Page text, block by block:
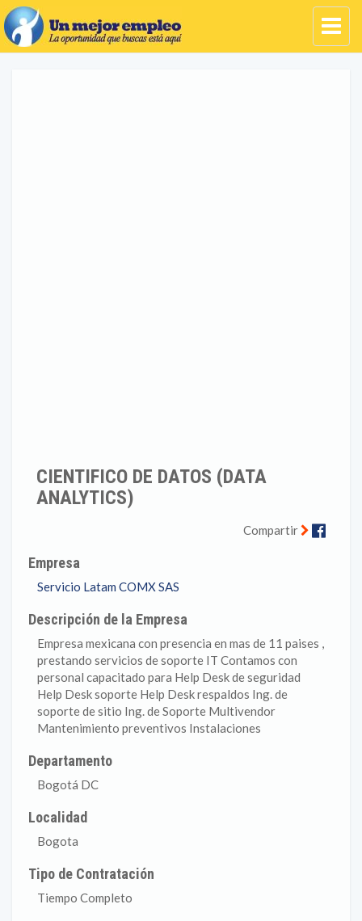
CIENTIFICO DE DATOS (DATA
ANALYTICS)
Compartir
Empresa
Servicio Latam COMX SAS
Descripción de la Empresa
Empresa mexicana con presencia en mas de 11 paises ,
prestando servicios de soporte IT Contamos con
personal capacitado para Help Desk de seguridad
Help Desk soporte Help Desk respaldos Ing. de
soporte de sitio Ing. de Soporte Multivendor
Mantenimiento preventivos Instalaciones
Departamento
Bogotá DC
Localidad
Bogota
Tipo de Contratación
Tiempo Completo